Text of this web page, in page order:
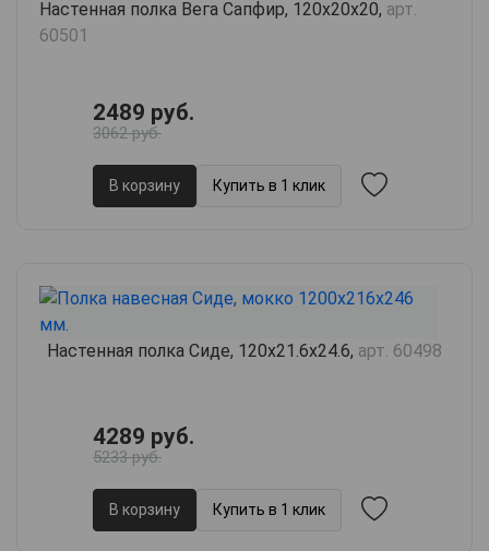
Настенная полка Вега Сапфир, 120х20х20, арт.
60501
2489 руб.
3062 руб.
В корзину Купить в 1 клик
Настенная полка Сиде, 120х21.6х24.6, арт. 60498
4289 руб.
5233 руб.
В корзину Купить в 1 клик